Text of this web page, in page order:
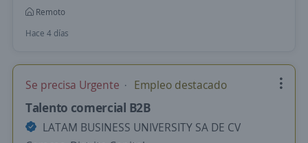
Remoto
Hace 4 días
Se precisa Urgente Empleo destacado
Talento comercial B2B
LATAM BUSINESS UNIVERSITY SA DE CV